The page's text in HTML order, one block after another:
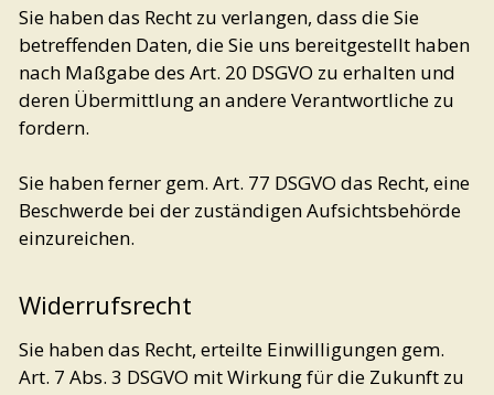
Sie haben das Recht zu verlangen, dass die Sie
betreffenden Daten, die Sie uns bereitgestellt haben
nach Maßgabe des Art. 20 DSGVO zu erhalten und
deren Übermittlung an andere Verantwortliche zu
fordern.
Sie haben ferner gem. Art. 77 DSGVO das Recht, eine
Beschwerde bei der zuständigen Aufsichtsbehörde
einzureichen.
Widerrufsrecht
Sie haben das Recht, erteilte Einwilligungen gem.
Art. 7 Abs. 3 DSGVO mit Wirkung für die Zukunft zu